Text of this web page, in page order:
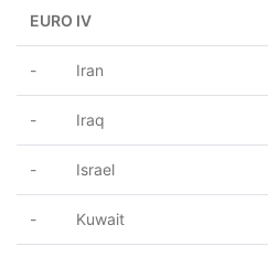
EURO IV
- Iran
- Iraq
- Israel
- Kuwait